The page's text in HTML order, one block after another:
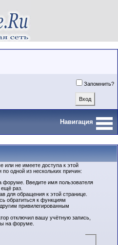
Запомнить?
Навигация
не имеете доступа к этой
одной из нескольких причин:
форуме. Введите имя пользователя
раз.
для обращения к этой странице.
обратиться к функциям
привилегированным
отключил вашу учётную запись,
на форуме.